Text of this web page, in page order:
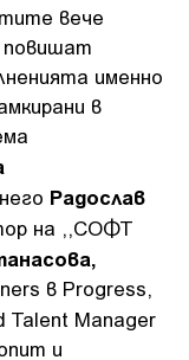
вече
именно
в
Радослав
на ,,СОФТ
в Progress,
Talent Manager
и